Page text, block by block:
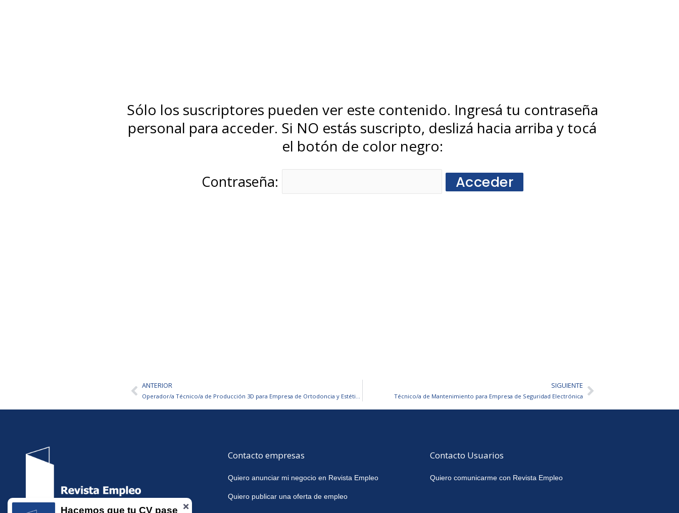
Sólo los suscriptores pueden ver este contenido. Ingresá tu contraseña
personal para acceder. Si NO estás suscripto, deslizá hacia arriba y tocá
el botón de color negro:
Contraseña:
AntANTERIOR
Operador/a Técnico/a de Producción 3D para Empresa de Ortodoncia y Estética Dental
SIGUIENTE
Técnico/a de Mantenimiento para Empresa de Seguridad ElectrónicaSiguiente
Contacto empresas
Quiero anunciar mi negocio en Revista Empleo
Quiero publicar una oferta de empleo
Contacto Usuarios
Quiero comunicarme con Revista Empleo